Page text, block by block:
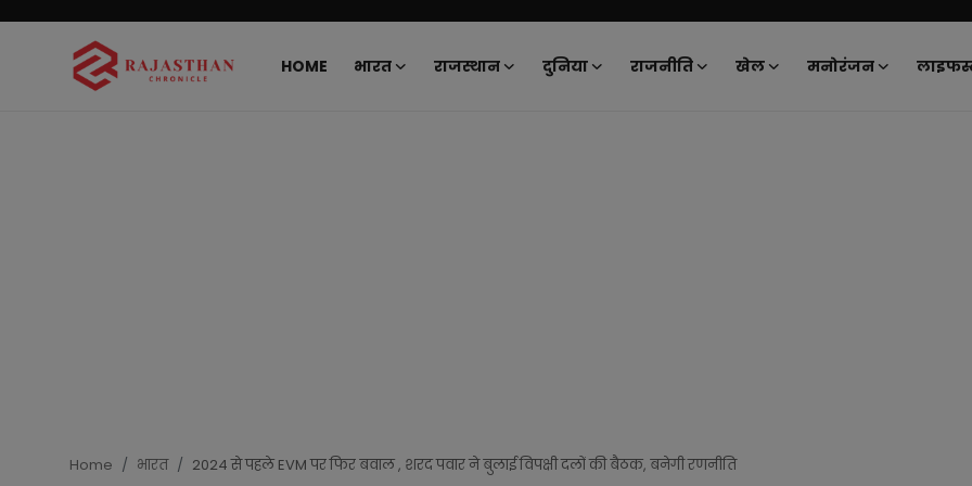
HOME भारत राजस्थान दुनिया राजनीति खेल मनोरंजन
लाइफस्टाइल
Home भारत 2024 से पहले EVM पर फिर बवाल , शरद पवार ने बुलाई विपक्षी दलों की बैठक, बनेगी रणनीति